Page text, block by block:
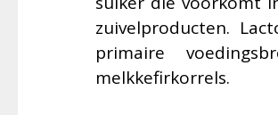
zuivelproducten.
primaire
melkkefirkorrels.